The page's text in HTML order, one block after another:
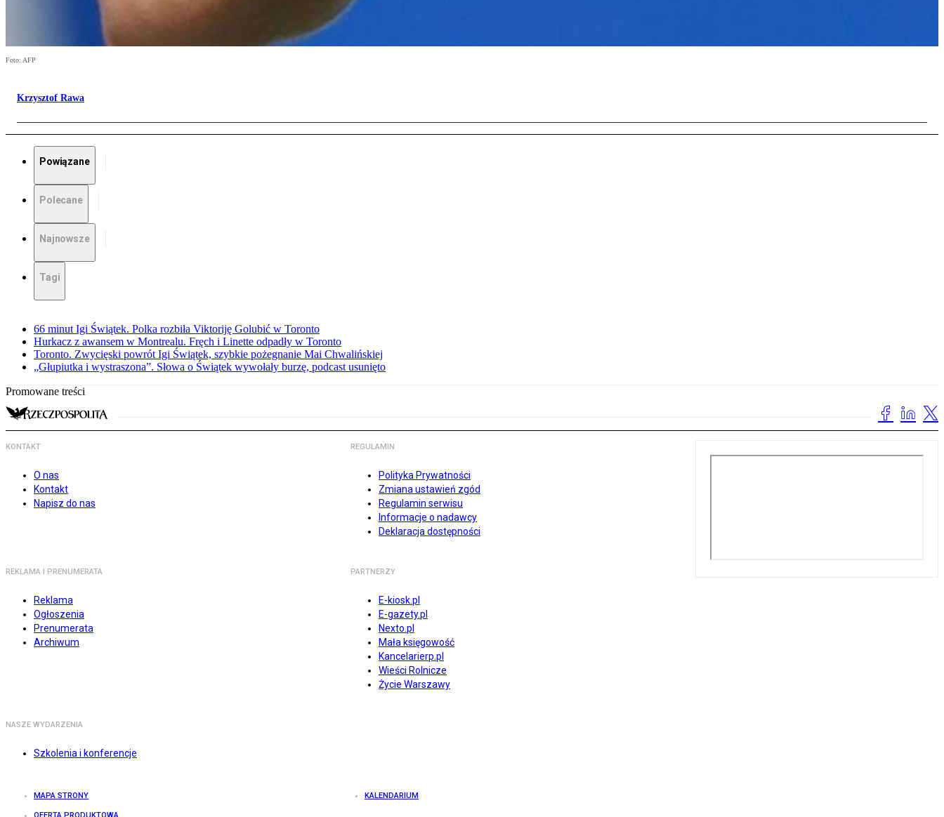
Foto: AFP
Krzysztof Rawa
Powiązane
Polecane
Najnowsze
Tagi
66 minut Igi Świątek. Polka rozbiła Viktoriję Golubić w Toronto
Hurkacz z awansem w Montrealu. Fręch i Linette odpadły w Toronto
Toronto. Zwycięski powrót Igi Świątek, szybkie pożegnanie Mai Chwalińskiej
„Głupiutka i wystraszona”. Słowa o Świątek wywołały burzę, podcast usunięto
Promowane treści
KONTAKT
O nas
Kontakt
Napisz do nas
REGULAMIN
Polityka Prywatności
Zmiana ustawień zgód
Regulamin serwisu
Informacje o nadawcy
Deklaracja dostępności
REKLAMA I PRENUMERATA
Reklama
Ogłoszenia
Prenumerata
Archiwum
PARTNERZY
E-kiosk.pl
E-gazety.pl
Nexto.pl
Mała księgowość
Kancelarierp.pl
Wieści Rolnicze
Życie Warszawy
NASZE WYDARZENIA
Szkolenia i konferencje
MAPA STRONY KALENDARIUM